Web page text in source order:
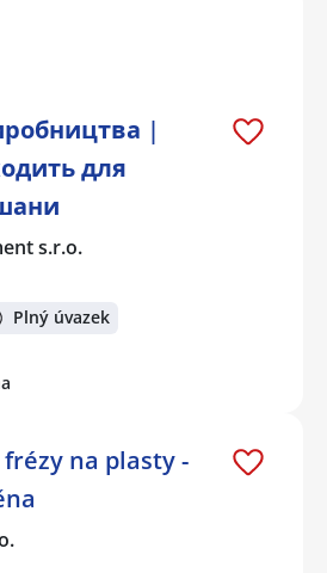
|
для
s.r.o.
Plný úvazek
frézy na plasty -